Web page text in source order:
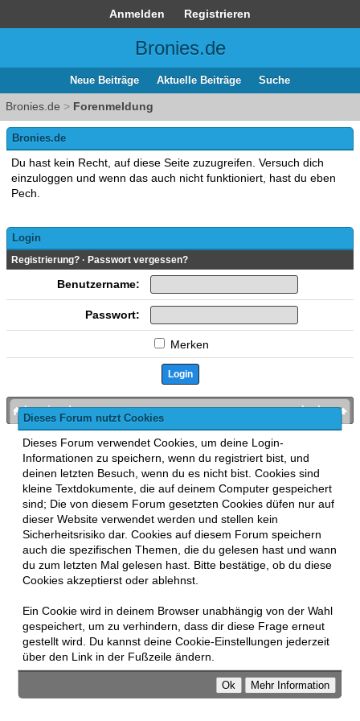
Anmelden Registrieren
Bronies.de
Neue Beiträge Aktuelle Beiträge Suche
Bronies.de > Forenmeldung
Dieses Forum nutzt Cookies
Dieses Forum verwendet Cookies, um deine Login-
Informationen zu speichern, wenn du registriert bist, und
deinen letzten Besuch, wenn du es nicht bist. Cookies sind
kleine Textdokumente, die auf deinem Computer gespeichert
sind; Die von diesem Forum gesetzten Cookies düfen nur auf
dieser Website verwendet werden und stellen kein
Sicherheitsrisiko dar. Cookies auf diesem Forum speichern
auch die spezifischen Themen, die du gelesen hast und wann
du zum letzten Mal gelesen hast. Bitte bestätige, ob du diese
Cookies akzeptierst oder ablehnst.
Ein Cookie wird in deinem Browser unabhängig von der Wahl
gespeichert, um zu verhindern, dass dir diese Frage erneut
gestellt wird. Du kannst deine Cookie-Einstellungen jederzeit
über den Link in der Fußzeile ändern.
Bronies.de
Du hast kein Recht, auf diese Seite zuzugreifen. Versuch dich
einzuloggen und wenn das auch nicht funktioniert, hast du eben
Pech.
Login
Registrierung? · Passwort vergessen?
Benutzername:
Passwort:
Merken
nach oben
bronies.de
MyBB , mobile Fassung: MyBB GoMobile
Zur Desktop-Version wechseln
This forum usesLukasz TkaczMyBB addons.